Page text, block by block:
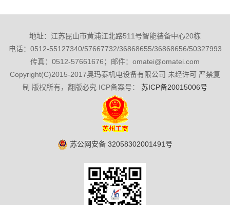
地址：江苏昆山市黄浦江北路511号智能装备中心20栋
电话：0512-55127340/57667732/36868655/36868656/50327993
传真：0512-57661676；邮件：omatei@omatei.com
Copyright(C)2015-2017奥玛泰机电设备有限公司 未经许可 严禁复
制 版权所有，翻版必究 ICP备案号：
苏ICP备20015006号
苏公网安备 32058302001491号